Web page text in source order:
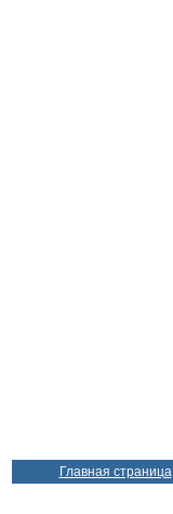
Главная страница